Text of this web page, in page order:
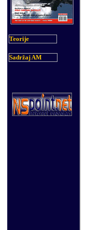
Teorije
Sadržaj AM